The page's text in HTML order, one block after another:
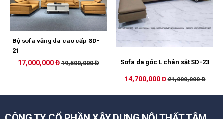
Bộ sofa văng da cao cấp SD-
21
17,000,000 Đ 19,500,000 Đ Sofa da góc L chân sắt SD-23
14,700,000 Đ 21,000,000 Đ